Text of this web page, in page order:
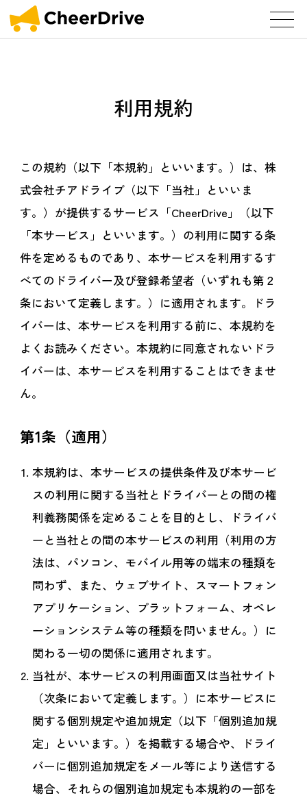
利用規約
この規約（以下「本規約」といいます。）は、株
式会社チアドライブ（以下「当社」といいま
す。）が提供するサービス「CheerDrive」（以下
「本サービス」といいます。）の利用に関する条
件を定めるものであり、本サービスを利用するす
べてのドライバー及び登録希望者（いずれも第２
条において定義します。）に適用されます。ドラ
イバーは、本サービスを利用する前に、本規約を
よくお読みください。本規約に同意されないドラ
イバーは、本サービスを利用することはできませ
ん。
第1条（適用）
本規約は、本サービスの提供条件及び本サービ
スの利用に関する当社とドライバーとの間の権
利義務関係を定めることを目的とし、ドライバ
ーと当社との間の本サービスの利用（利用の方
法は、パソコン、モバイル用等の端末の種類を
問わず、また、ウェブサイト、スマートフォン
アプリケーション、プラットフォーム、オペレ
ーションシステム等の種類を問いません。）に
関わる一切の関係に適用されます。
当社が、本サービスの利用画面又は当社サイト
（次条において定義します。）に本サービスに
関する個別規定や追加規定（以下「個別追加規
定」といいます。）を掲載する場合や、ドライ
バーに個別追加規定をメール等により送信する
場合、それらの個別追加規定も本規約の一部を